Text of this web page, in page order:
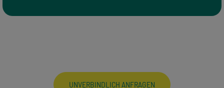
UNVERBINDLICH ANFRAGEN